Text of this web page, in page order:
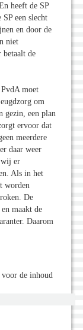
heeft de SP
een slecht
en door de
niet
betaalt de
moet
om
gezin, een plan
ervoor dat
meerdere
daar weer
wij er
Als in het
worden
De
maakt de
Daarom
de inhoud